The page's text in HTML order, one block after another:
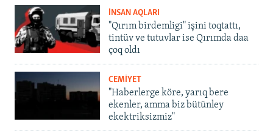
İNSAN AQLARI
"Qırım birdemligi" işini toqtattı,
tintüv ve tutuvlar ise Qırımda daa
çoq oldı
CEMİYET
"Haberlerge köre, yarıq bere
ekenler, amma biz bütünley
ekektriksizmiz"